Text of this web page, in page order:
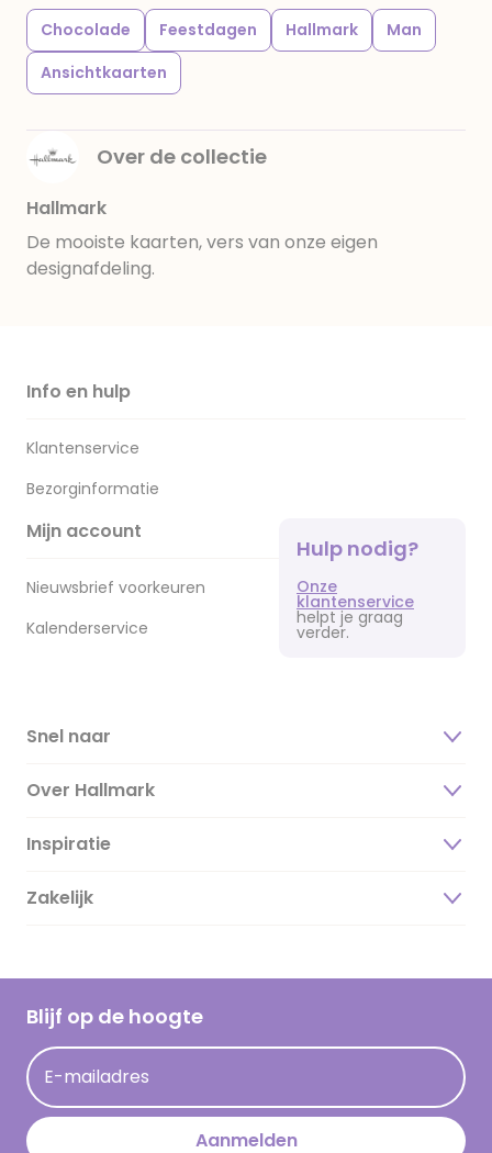
Chocolade Feestdagen Hallmark
Man
Ansichtkaarten
Over de collectie
Hallmark
De mooiste kaarten, vers van onze eigen
designafdeling.
Info en hulp
Klantenservice
Bezorginformatie
Mijn account
Nieuwsbrief voorkeuren
Kalenderservice
Hulp nodig?
Onze
klantenservice
helpt je graag
verder.
Snel naar
Over Hallmark
Over ons
Duurzaamheid
Hallmark Kaartclub
Acties
Persberichten
Hallmark en Kinderpostzegels
Inspiratie
Magazine
Cadeau inspiratie
Kaartinspiratie
Zakelijk
Blijf op de hoogte
E-mailadres
Aanmelden